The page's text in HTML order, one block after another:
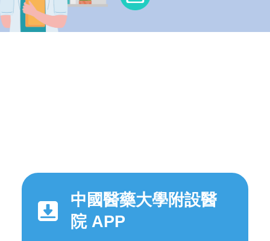
中國醫藥大學附設醫
院 APP